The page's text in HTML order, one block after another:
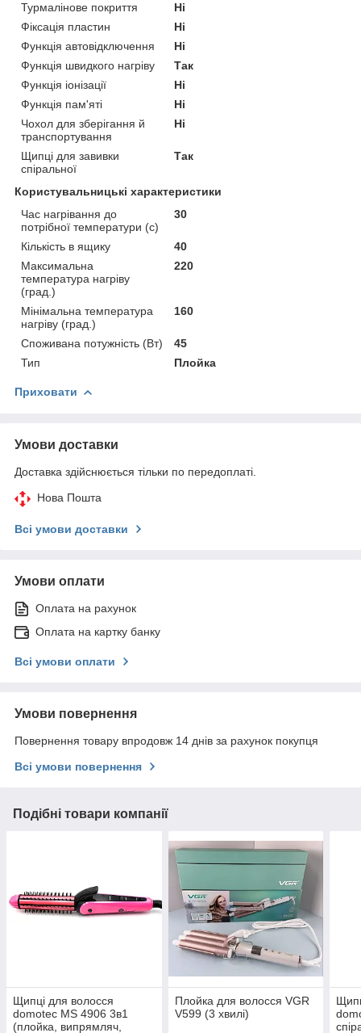
Турмалінове покриття
Ні
Фіксація пластин
Ні
Функція автовідключення
Ні
Функція швидкого нагріву
Так
Функція іонізації
Ні
Функція пам'яті
Ні
Чохол для зберігання й
транспортування
Ні
Щипці для завивки
спіральної
Так
Користувальницькі характеристики
Час нагрівання до
потрібної температури (с)
30
Кількість в ящику
40
Максимальна
температура нагріву
(град.)
220
Мінімальна температура
нагріву (град.)
160
Споживана потужність (Вт)
45
Тип
Плойка
Приховати
Умови доставки
Доставка здійснюється тільки по передоплаті.
Нова Пошта
Всі умови доставки
Умови оплати
Оплата на рахунок
Оплата на картку банку
Всі умови оплати
Умови повернення
Повернення товару впродовж 14 днів за рахунок покупця
Всі умови повернення
Подібні товари компанії
Щипці для волосся
domotec MS 4906 3в1
(плойка, випрямляч,
Плойка для волосся VGR
V599 (3 хвилі)